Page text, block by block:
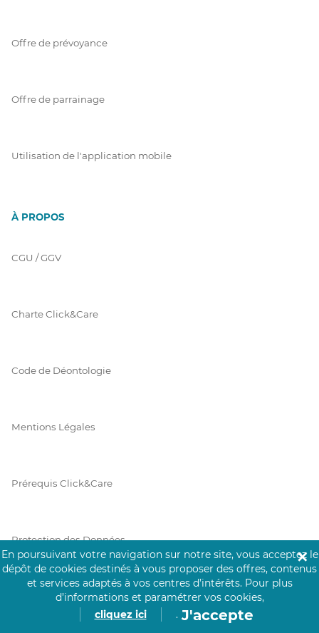
Offre de prévoyance
Offre de parrainage
Utilisation de l'application mobile
À PROPOS
CGU / GGV
Charte Click&Care
Code de Déontologie
Mentions Légales
Prérequis Click&Care
Protection des Données
Vie Privée
En poursuivant votre navigation sur notre site, vous acceptez le
dépôt de cookies destinés à vous proposer des offres, contenus
et services adaptés à vos centres d’intérêts. Pour plus
d’informations et paramétrer vos cookies,
cliquez ici
. J'accepte
✕